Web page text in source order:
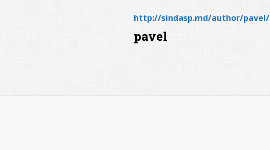
http://sindasp.md/author/pavel/
pavel